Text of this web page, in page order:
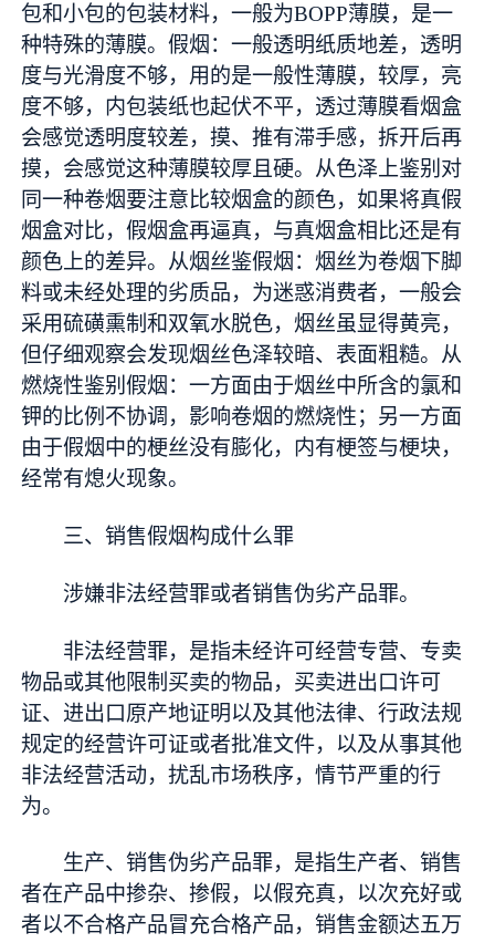
包和小包的包装材料，一般为BOPP薄膜，是一
种特殊的薄膜。假烟：一般透明纸质地差，透明
度与光滑度不够，用的是一般性薄膜，较厚，亮
度不够，内包装纸也起伏不平，透过薄膜看烟盒
会感觉透明度较差，摸、推有滞手感，拆开后再
摸，会感觉这种薄膜较厚且硬。从色泽上鉴别对
同一种卷烟要注意比较烟盒的颜色，如果将真假
烟盒对比，假烟盒再逼真，与真烟盒相比还是有
颜色上的差异。从烟丝鉴假烟：烟丝为卷烟下脚
料或未经处理的劣质品，为迷惑消费者，一般会
采用硫磺熏制和双氧水脱色，烟丝虽显得黄亮，
但仔细观察会发现烟丝色泽较暗、表面粗糙。从
燃烧性鉴别假烟：一方面由于烟丝中所含的氯和
钾的比例不协调，影响卷烟的燃烧性；另一方面
由于假烟中的梗丝没有膨化，内有梗签与梗块，
经常有熄火现象。
三、销售假烟构成什么罪
涉嫌非法经营罪或者销售伪劣产品罪。
非法经营罪，是指未经许可经营专营、专卖
物品或其他限制买卖的物品，买卖进出口许可
证、进出口原产地证明以及其他法律、行政法规
规定的经营许可证或者批准文件，以及从事其他
非法经营活动，扰乱市场秩序，情节严重的行
为。
生产、销售伪劣产品罪，是指生产者、销售
者在产品中掺杂、掺假，以假充真，以次充好或
者以不合格产品冒充合格产品，销售金额达五万